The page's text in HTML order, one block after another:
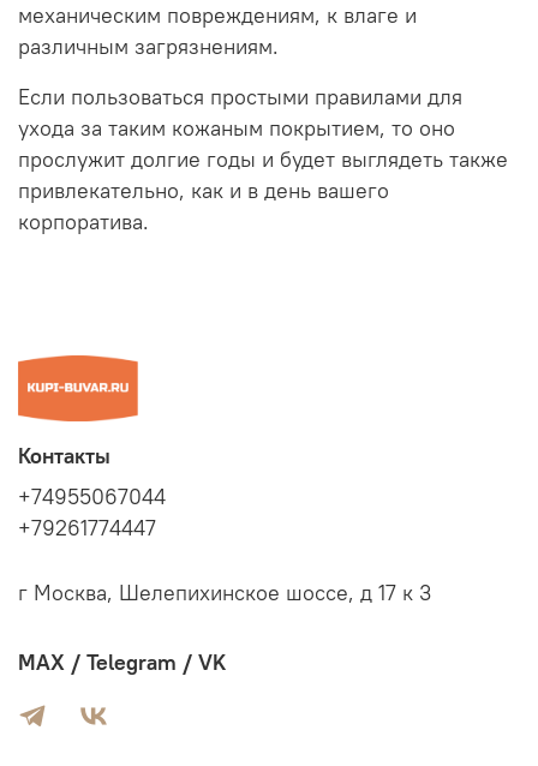
механическим повреждениям, к влаге и
различным загрязнениям.
Если пользоваться простыми правилами для
ухода за таким кожаным покрытием, то оно
прослужит долгие годы и будет выглядеть также
привлекательно, как и в день вашего
корпоратива.
Контакты
+74955067044
+79261774447
г Москва, Шелепихинское шоссе, д 17 к 3
MAX / Telegram / VK